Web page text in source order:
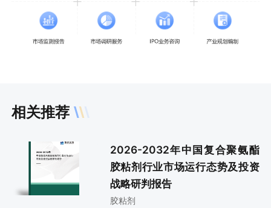
相关推荐
2026-2032年中国复合聚氨酯
胶粘剂行业市场运行态势及投资
战略研判报告
胶粘剂